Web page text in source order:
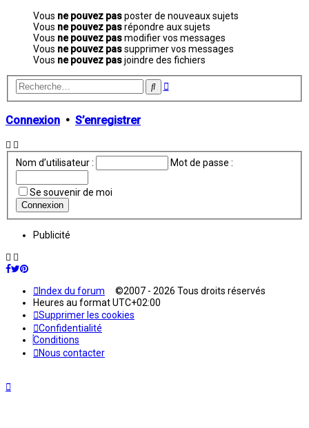
Vous ne pouvez pasposter de nouveaux sujets
Vous ne pouvez pasrépondre aux sujets
Vous ne pouvez pasmodifier vos messages
Vous ne pouvez passupprimer vos messages
Vous ne pouvez pasjoindre des fichiers
Rechercher
Recherche
Connexion • S’enregistrer
Nom d’utilisateur : Mot de passe :
Se souvenir de moi
Publicité
Index du forum ©2007 - 2026 Tous droits réservés
Heures au formatUTC+02:00
Supprimer les cookies
Confidentialité
Conditions
Nous contacter